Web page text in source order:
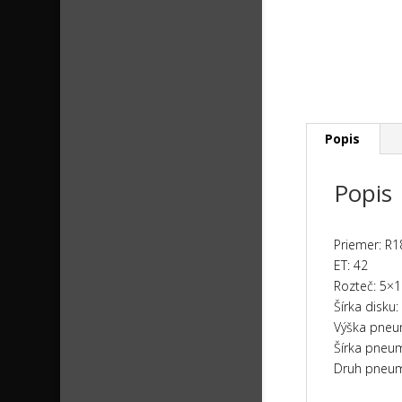
Popis
Popis
Priemer:
ET: 42
Rozteč:
Šírka disku:
Výška
Šírka
Druh